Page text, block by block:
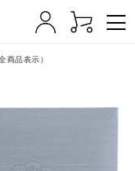
品表示）